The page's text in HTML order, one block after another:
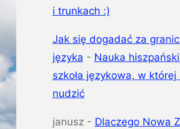
i trunkach :)
Jak się dogadać za
języka - Nauka
szkoła językowa, w
nudzić
janusz- Dlaczego Nowa